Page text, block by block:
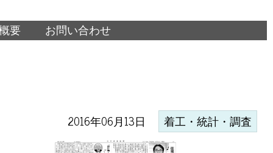
要 お問い合わせ
2016年06月13日 着工・統計・調査